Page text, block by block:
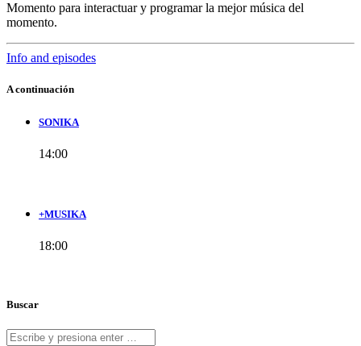
Momento para interactuar y programar la mejor música del
momento.
Info and episodes
A continuación
SONIKA
14:00
+MUSIKA
18:00
Buscar